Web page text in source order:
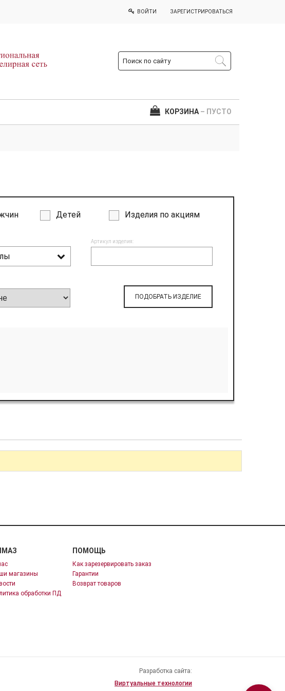
ВОЙТИ ЗАРЕГИСТРИРОВАТЬСЯ
КОРЗИНА – ПУСТО
Детей Изделия по акциям
Артикул изделия:
ПОДОБРАТЬ ИЗДЕЛИЕ
магазины
обработки ПД
ПОМОЩЬ
Как зарезервировать заказ
Гарантии
Возврат товаров
Разработка сайта:
Виртуальные технологии